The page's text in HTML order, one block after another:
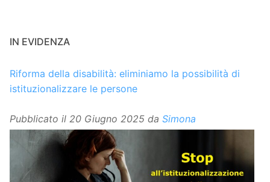
IN EVIDENZA
Riforma della disabilità: eliminiamo la possibilità di
istituzionalizzare le persone
Pubblicato il 20 Giugno 2025 da Simona